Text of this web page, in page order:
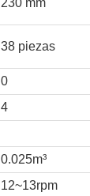
38 piezas
0
4
0.025m³
12~13rpm